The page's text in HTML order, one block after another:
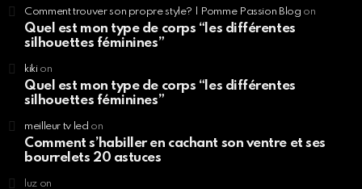
Comment trouver son propre style? | Pomme Passion Blog on
Quel est mon type de corps “les différentes
silhouettes féminines”
kikion
Quel est mon type de corps “les différentes
silhouettes féminines”
meilleur tv led on
Comment s’habiller en cachant son ventre et ses
bourrelets 20 astuces
luzon